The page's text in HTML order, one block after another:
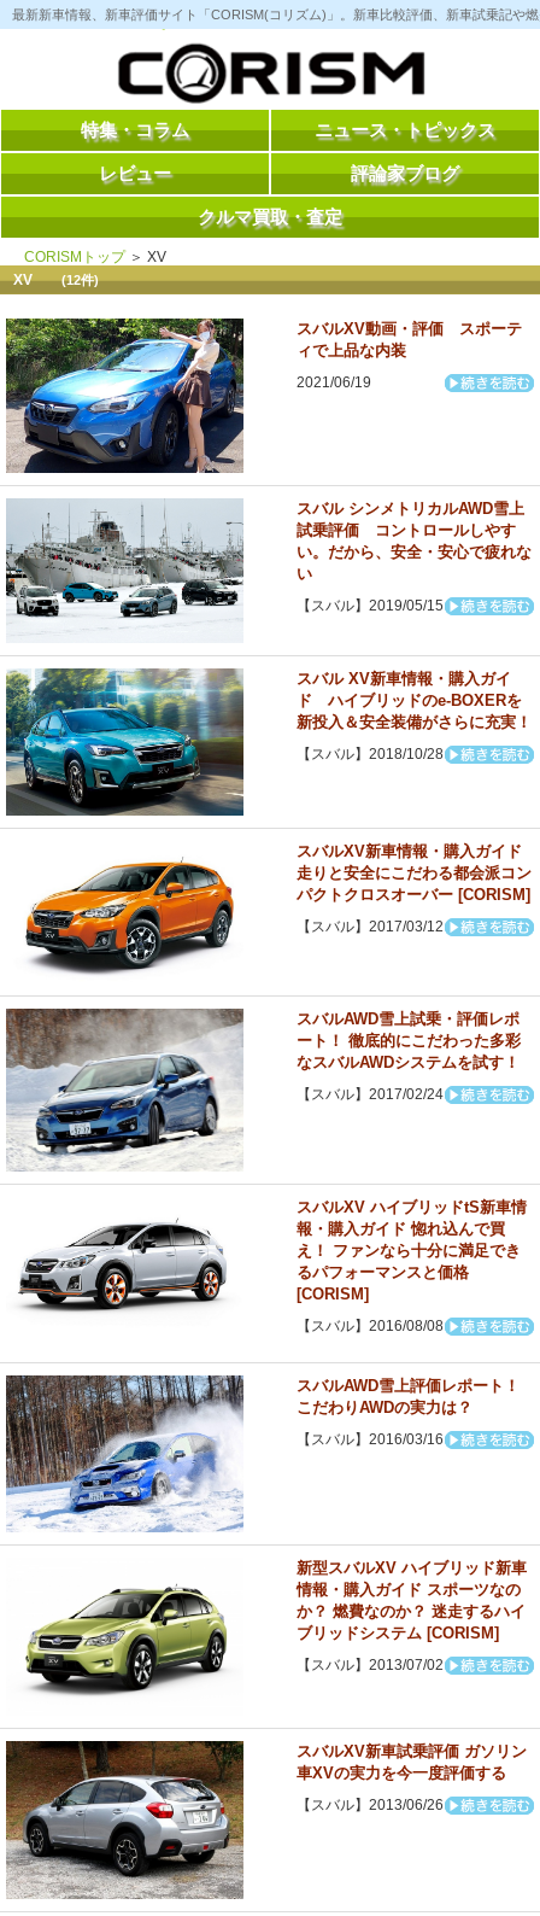
コ
ン
へ
最新新車情報、新車評価サイト「CORISM(コリズム)」。新車比較評価、新車試乗記や
特集・コラム ニュース・トピックス
レビュー 評論家ブログ
クルマ買取・査定
CORISMトップ＞ XV
XV(12件)
スバルXV動画・評価 スポーテ
ィで上品な内装
2021/06/19
スバル シンメトリカルAWD雪上
試乗評価 コントロールしやす
い。だから、安全・安心で疲れな
い
【スバル】2019/05/15
スバル XV新車情報・購入ガイ
ド ハイブリッドのe-BOXERを
新投入＆安全装備がさらに充実！
【スバル】2018/10/28
スバルXV新車情報・購入ガイド
走りと安全にこだわる都会派コン
パクトクロスオーバー [CORISM]
【スバル】2017/03/12
スバルAWD雪上試乗・評価レポ
ート！ 徹底的にこだわった多彩
なスバルAWDシステムを試す！
【スバル】2017/02/24
スバルXV ハイブリッドtS新車情
報・購入ガイド 惚れ込んで買
え！ ファンなら十分に満足でき
るパフォーマンスと価格
[CORISM]
【スバル】2016/08/08
スバルAWD雪上評価レポート！
こだわりAWDの実力は？
【スバル】2016/03/16
新型スバルXV ハイブリッド新車
情報・購入ガイド スポーツなの
か？ 燃費なのか？ 迷走するハイ
ブリッドシステム [CORISM]
【スバル】2013/07/02
スバルXV新車試乗評価 ガソリン
車XVの実力を今一度評価する
【スバル】2013/06/26